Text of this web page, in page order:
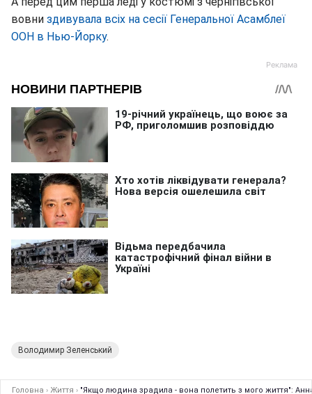
вовни здивувала всіх на сесії Генеральної Асамблеї
ООН в Нью-Йорку.
Володимир Зеленський
Головна › Життя › "Якщо людина зрадила - вона полетить з мого життя":